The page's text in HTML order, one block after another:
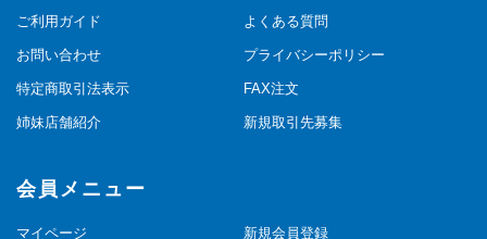
ご利用ガイド よくある質問
お問い合わせ プライバシーポリシー
特定商取引法表示 FAX注文
姉妹店舗紹介 新規取引先募集
会員メニュー
マイページ 新規会員登録